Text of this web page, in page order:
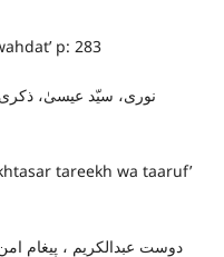
p: 283
نوری، سیّد عیسیٰ، ذکری
tareekh wa taaruf’
دوست عبدالکریم ، پیغام